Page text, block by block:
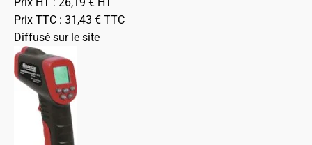
Prix TTC : 31,43 € TTC
Diffusé sur le site